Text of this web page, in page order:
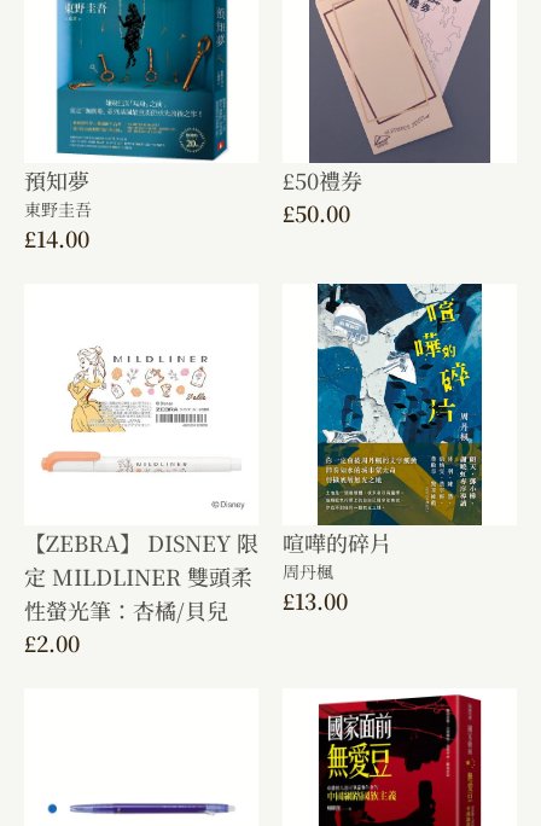
預知夢
東野圭吾
£14.00
£50禮券
£50.00
【ZEBRA】 DISNEY 限
定 MILDLINER 雙頭柔
性螢光筆：杏橘/貝兒
£2.00
喧嘩的碎片
周丹楓
£13.00